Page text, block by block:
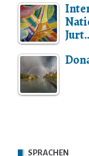
SPRACHEN